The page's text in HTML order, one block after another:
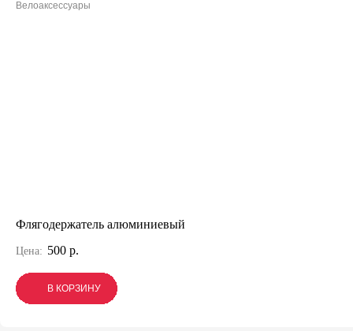
Велоаксессуары
Флягодержатель алюминиевый
Цена: 500 р.
В КОРЗИНУ
В КОРЗИНУ
В КОРЗИНУ